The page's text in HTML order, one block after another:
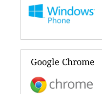
Google Chrome